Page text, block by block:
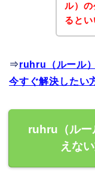
ル）
るとい
⇒ruhru（ルール
今すぐ解決したい
ruhru（ルー
えな